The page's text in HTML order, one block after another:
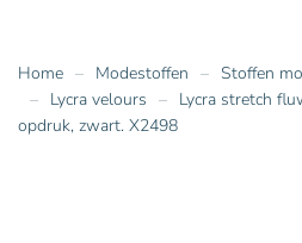
Home Modestoffen Stoffen
Lycra velours
Lycra stretch
opdruk, zwart. X2498